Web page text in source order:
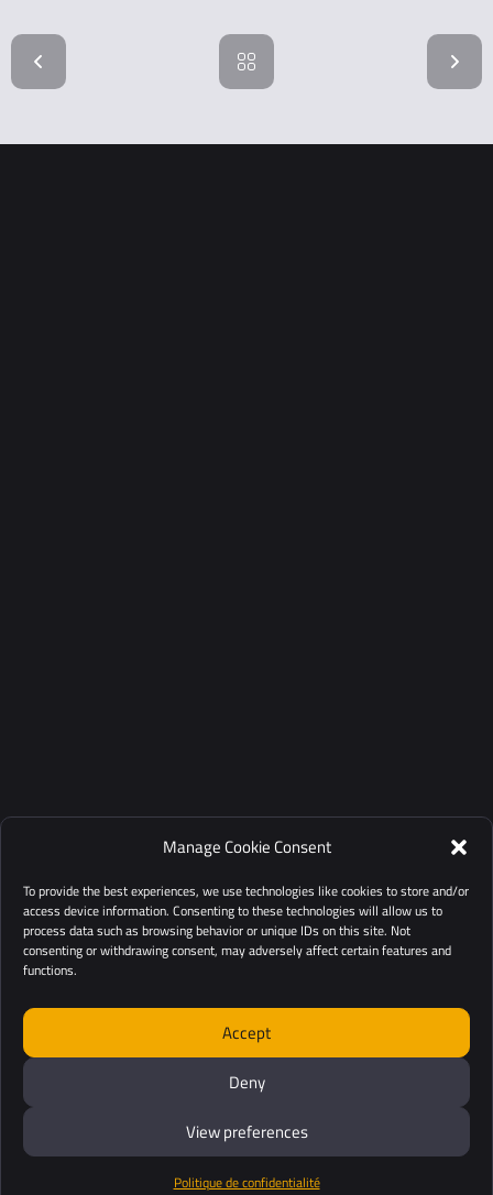
Manage Cookie Consent
To provide the best experiences, we use technologies like cookies to store and/or
access device information. Consenting to these technologies will allow us to
process data such as browsing behavior or unique IDs on this site. Not
consenting or withdrawing consent, may adversely affect certain features and
functions.
Accept
Deny
View preferences
Politique de confidentialité